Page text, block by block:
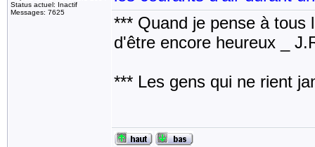
Status actuel: Inactif
Messages: 7625
*** Quand je pense à tous
d'être encore heureux _
*** Les gens qui ne rient